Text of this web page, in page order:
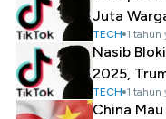
Juta
TECH 1 tahun
Nasib
2025,
TECH 1 tahun
China